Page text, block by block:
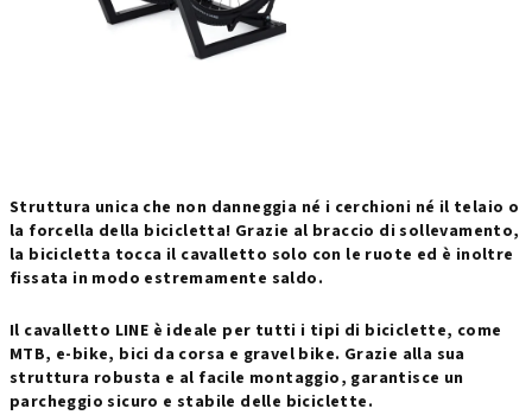
Struttura unica che non danneggia né i cerchioni né il telaio o
la forcella della bicicletta! Grazie al braccio di sollevamento,
la bicicletta tocca il cavalletto solo con le ruote ed è inoltre
fissata in modo estremamente saldo.
Il cavalletto LINE è ideale per tutti i tipi di biciclette, come
MTB, e-bike, bici da corsa e gravel bike. Grazie alla sua
struttura robusta e al facile montaggio, garantisce un
parcheggio sicuro e stabile delle biciclette.